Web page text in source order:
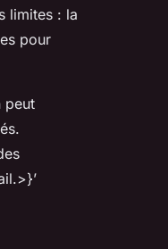
limites : la
pour
peut